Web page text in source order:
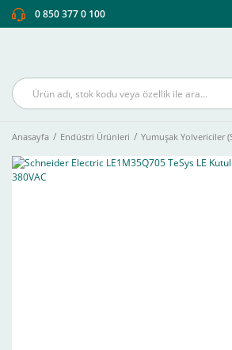
0 850 377 0 100
Anasayfa Endüstri Ürünleri Yumuşak Yolvericiler